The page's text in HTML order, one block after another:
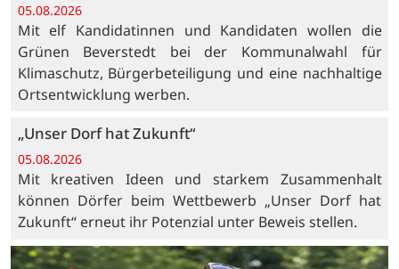
05.08.2026
Mit elf Kandidatinnen und Kandidaten wollen die
Grünen Beverstedt bei der Kommunalwahl für
Klimaschutz, Bürgerbeteiligung und eine nachhaltige
Ortsentwicklung werben.
„Unser Dorf hat Zukunft“
05.08.2026
Mit kreativen Ideen und starkem Zusammenhalt
können Dörfer beim Wettbewerb „Unser Dorf hat
Zukunft“ erneut ihr Potenzial unter Beweis stellen.